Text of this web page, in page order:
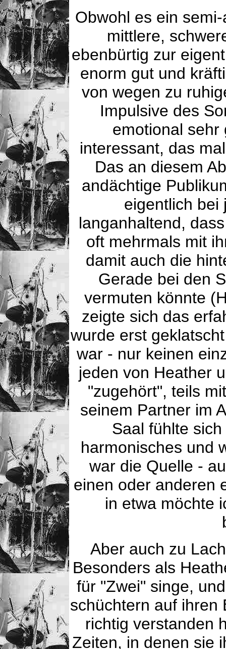
Obwohl es ein
mittlere,
ebenbürtig zur
enorm gut und
von wegen zu
Impulsive des
emotional sehr
interessant, das
Das an diesem
andächtige
eigentlich bei
langanhaltend,
oft mehrmals mit
damit auch die
Gerade bei den
vermuten könnte
zeigte sich das
wurde erst
war - nur keinen
jeden von Heather
"zugehört", teils
seinem Partner im
Saal fühlte
harmonisches und
war die Quelle -
einen oder anderen
in etwa möchte
Aber auch zu
Besonders als
für "Zwei" singe,
schüchtern auf ihren
richtig verstanden
Zeiten, in denen sie